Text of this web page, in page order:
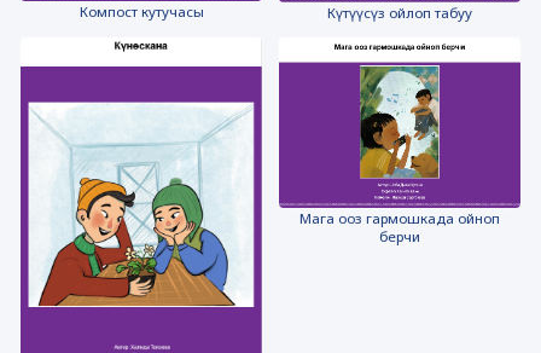
Компост кутучасы Күтүүсүз ойлоп табуу
Мага ооз гармошкада ойноп
берчи